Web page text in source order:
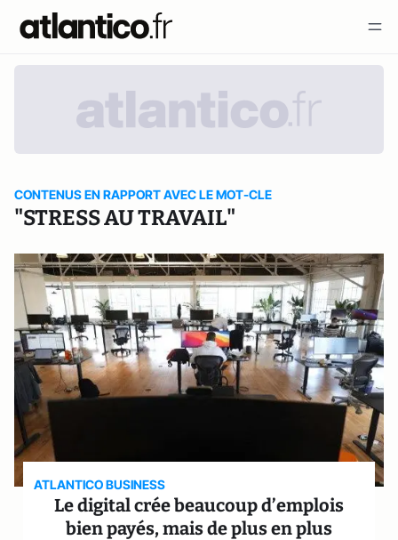
CONTENUS EN RAPPORT AVEC LE MOT-CLE
"STRESS AU TRAVAIL"
ATLANTICO BUSINESS
Le digital crée beaucoup d’emplois
bien payés, mais de plus en plus